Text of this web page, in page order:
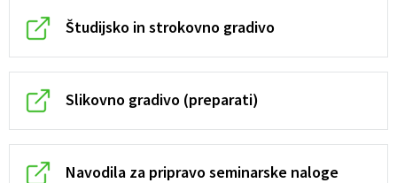
Študijsko in strokovno gradivo
Slikovno gradivo (preparati)
Navodila za pripravo seminarske naloge